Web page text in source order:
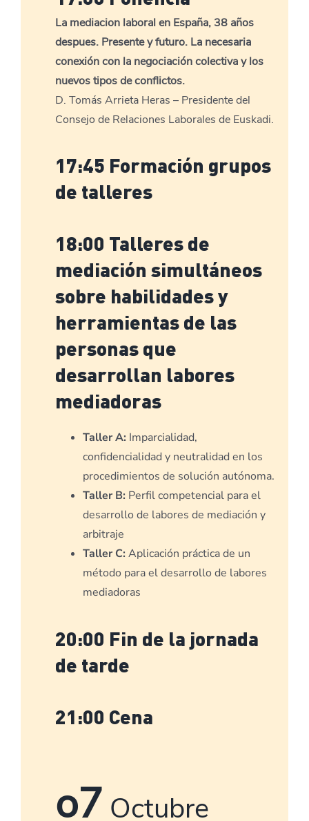
La mediacion laboral en España, 38 años
despues. Presente y futuro. La necesaria
conexión con la negociación colectiva y los
nuevos tipos de conflictos.
D. Tomás Arrieta Heras – Presidente del
Consejo de Relaciones Laborales de Euskadi.
17:45 Formación grupos
de talleres
18:00 Talleres de
mediación simultáneos
sobre habilidades y
herramientas de las
personas que
desarrollan labores
mediadoras
Taller A: Imparcialidad,
confidencialidad y neutralidad en los
procedimientos de solución autónoma.
Taller B: Perfil competencial para el
desarrollo de labores de mediación y
arbitraje
Taller C: Aplicación práctica de un
método para el desarrollo de labores
mediadoras
20:00 Fin de la jornada
de tarde
21:00 Cena
o7 Octubre